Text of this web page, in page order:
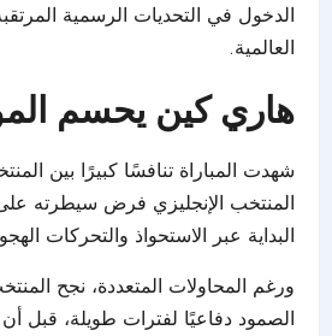
الدخول في التحديات الرسمية
العالمية.
هاري كين يحسم
شهدت المباراة تنافسًا كبيرًا بين
المنتخب الإنجليزي فرض سيطرته
البداية عبر الاستحواذ والتحركات
ورغم المحاولات المتعددة، نجح
الصمود دفاعيًا لفترات طويلة، قبل